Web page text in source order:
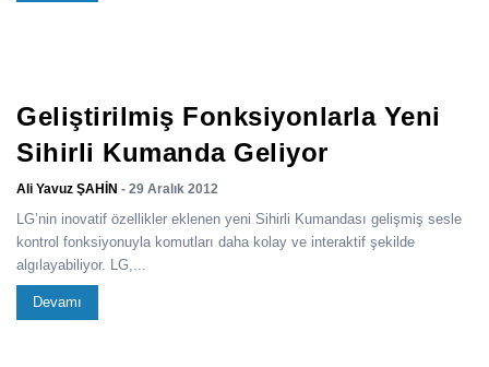
Geliştirilmiş Fonksiyonlarla Yeni
Sihirli Kumanda Geliyor
Ali Yavuz ŞAHİN - 29 Aralık 2012
LG’nin inovatif özellikler eklenen yeni Sihirli Kumandası gelişmiş sesle
kontrol fonksiyonuyla komutları daha kolay ve interaktif şekilde
algılayabiliyor. LG,...
Devamı